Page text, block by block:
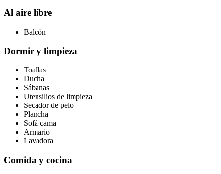
Al aire libre
Balcón
Dormir y limpieza
Toallas
Ducha
Sábanas
Utensilios de limpieza
Secador de pelo
Plancha
Sofá cama
Armario
Lavadora
Comida y cocina